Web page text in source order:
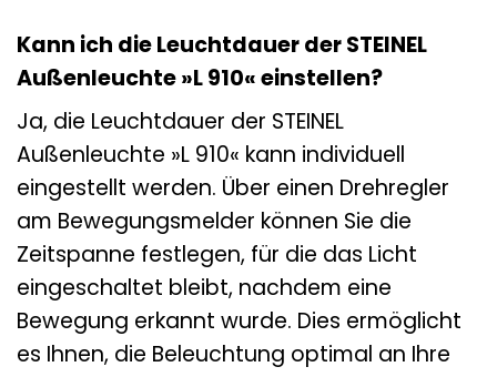
Kann ich die Leuchtdauer der STEINEL
Außenleuchte »L 910« einstellen?
Ja, die Leuchtdauer der STEINEL
Außenleuchte »L 910« kann individuell
eingestellt werden. Über einen Drehregler
am Bewegungsmelder können Sie die
Zeitspanne festlegen, für die das Licht
eingeschaltet bleibt, nachdem eine
Bewegung erkannt wurde. Dies ermöglicht
es Ihnen, die Beleuchtung optimal an Ihre